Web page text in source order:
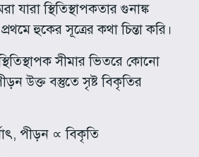
যারা স্থিতিস্থাপকতার গুনাঙ্ক
হুকের সূত্রের কথা চিন্তা করি।
সীমার ভিতরে কোনো
উক্ত বস্তুতে সৃষ্ট বিকৃতির
পীড়ন ∝ বিকৃতি